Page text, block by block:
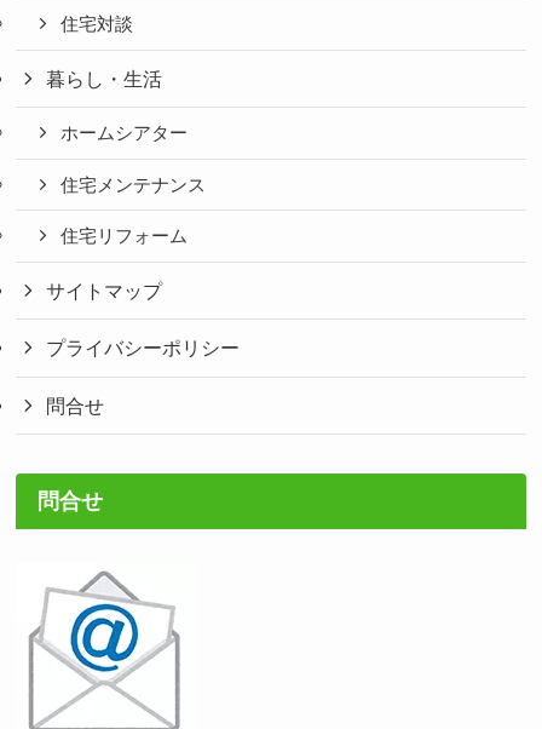
住宅対談
暮らし・生活
ホームシアター
住宅メンテナンス
住宅リフォーム
サイトマップ
プライバシーポリシー
問合せ
問合せ